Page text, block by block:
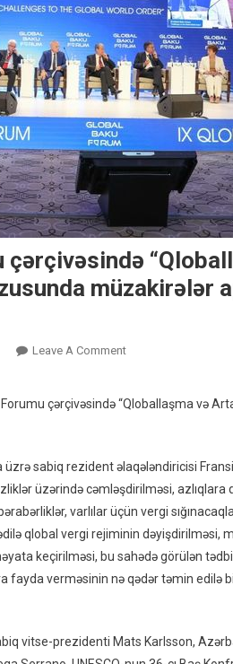
çərçivəsində
müzakirələr
Leave A CommentOn
Bakı
“Qloballaşma
Və
Artan
Bərabərsizliklər”
Mövzusunda
Müzakirələr
çərçivəsində “Qloballaşma və
sabiq rezident əlaqələndiricisi
üzərində cəmləşdirilməsi, azlıqlara
varlılar üçün vergi
qlobal vergi rejiminin
keçirilməsi, bu sahədə görülən
fayda verməsinin nə qədər təmin edilə
vitse-prezidenti Mats Karlsson,